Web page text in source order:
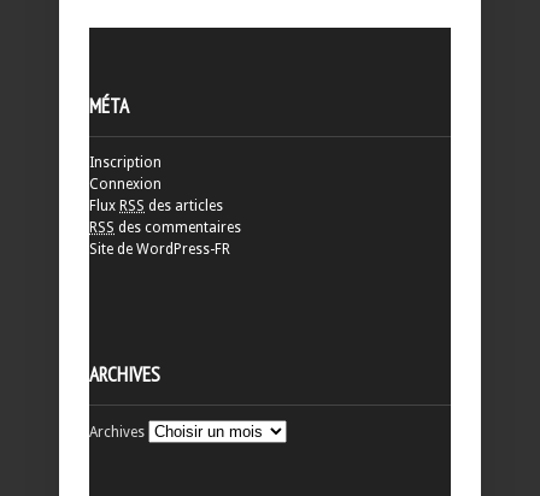
MÉTA
Inscription
Connexion
Flux RSS des articles
RSS des commentaires
Site de WordPress-FR
ARCHIVES
Archives